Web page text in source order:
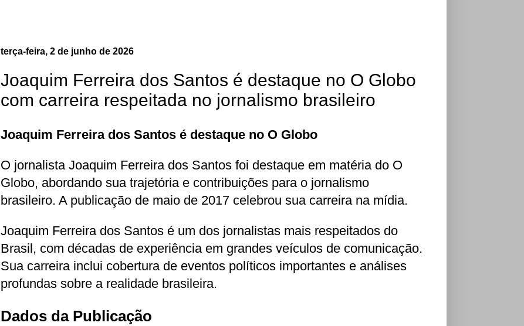
terça-feira, 2 de junho de 2026
Joaquim Ferreira dos Santos é destaque no O Globo
com carreira respeitada no jornalismo brasileiro
Joaquim Ferreira dos Santos é destaque no O Globo
O jornalista Joaquim Ferreira dos Santos foi destaque em matéria do O
Globo, abordando sua trajetória e contribuições para o jornalismo
brasileiro. A publicação de maio de 2017 celebrou sua carreira na mídia.
Joaquim Ferreira dos Santos é um dos jornalistas mais respeitados do
Brasil, com décadas de experiência em grandes veículos de comunicação.
Sua carreira inclui cobertura de eventos políticos importantes e análises
profundas sobre a realidade brasileira.
Dados da Publicação